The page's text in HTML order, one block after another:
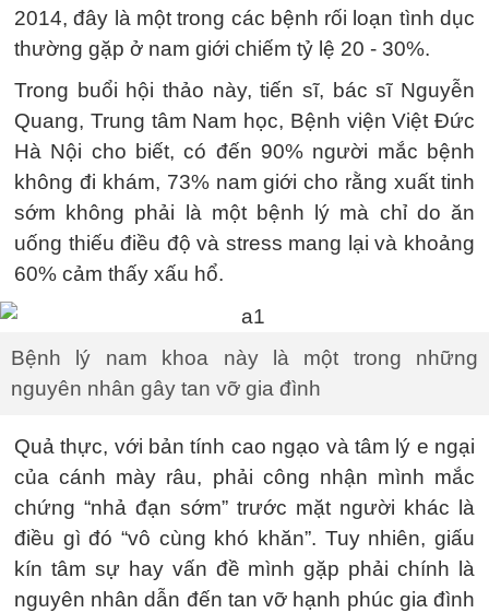
2014, đây là một trong các bệnh rối loạn tình dục
thường gặp ở nam giới chiếm tỷ lệ 20 - 30%.
Trong buổi hội thảo này, tiến sĩ, bác sĩ Nguyễn
Quang, Trung tâm Nam học, Bệnh viện Việt Đức
Hà Nội cho biết, có đến 90% người mắc bệnh
không đi khám, 73% nam giới cho rằng xuất tinh
sớm không phải là một bệnh lý mà chỉ do ăn
uống thiếu điều độ và stress mang lại và khoảng
60% cảm thấy xấu hổ.
Bệnh lý nam khoa này là một trong những
nguyên nhân gây tan vỡ gia đình
Quả thực, với bản tính cao ngạo và tâm lý e ngại
của cánh mày râu, phải công nhận mình mắc
chứng “nhả đạn sớm” trước mặt người khác là
điều gì đó “vô cùng khó khăn”. Tuy nhiên, giấu
kín tâm sự hay vấn đề mình gặp phải chính là
nguyên nhân dẫn đến tan vỡ hạnh phúc gia đình